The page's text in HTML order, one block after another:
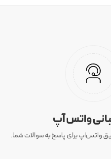
واتس آپ
واتس‌اپ برای پاسخ به سوالات شما.